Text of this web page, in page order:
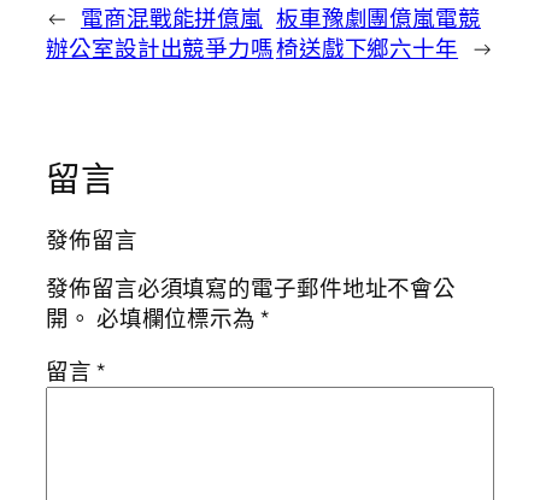
← 電商混戰能拼億嵐
辦公室設計出競爭力嗎
板車豫劇團億嵐電競
椅送戲下鄉六十年 →
留言
發佈留言
發佈留言必須填寫的電子郵件地址不會公
開。 必填欄位標示為*
留言*